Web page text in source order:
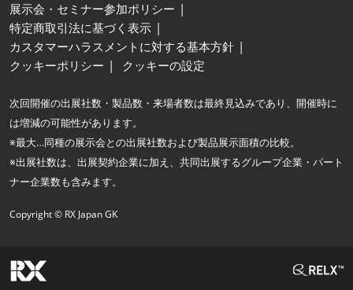
展示会・セミナー参加ポリシー
特定商取引法に基づく表示
カスタマーハラスメントに対する基本方針
クッキーポリシー
クッキーの設定
次回開催の出展社数・製品数・来場者数は最終見込みであり、開催時に
は増減の可能性があります。
※最大…同種の展示会との出展社数および製品展示面積の比較。
※出展社数は、出展契約企業に加え、共同出展するグループ企業・パート
ナー企業数も含みます。
Copyright © RX Japan GK